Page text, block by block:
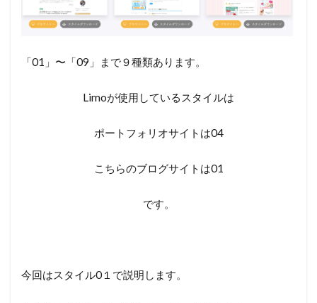
「01」〜「09」まで９種類あります。
Limoが使用しているスタイルは
ポートフォリオサイトは04
こちらのブログサイトは01
です。
今回はスタイル0１で説明します。